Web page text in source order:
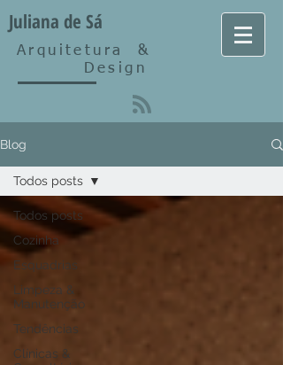
Arquitetura&
Design
Juliana de Sá
Blog
Todos posts
Cozinha
Esquadrias
Limpeza &
Manutenção
Tendências
Clínicas &
Todos posts